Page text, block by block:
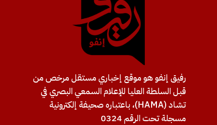
رفيق إنفو هو موقع إخباري مستقل مرخص من
قبل السلطة العليا للإعلام السمعي البصري في
تشاد (HAMA)، باعتباره صحيفة إلكترونية
مسجلة تحت الرقم 0324